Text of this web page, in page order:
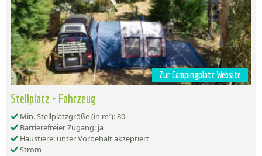
Zur Campingplatz Website
Stellplatz + Fahrzeug
Min. Stellplatzgröße (in m²): 80
Barrierefreier Zugang: ja
Haustiere: unter Vorbehalt akzeptiert
Strom